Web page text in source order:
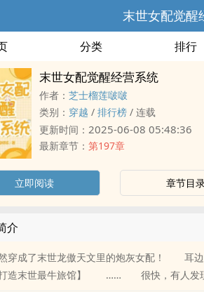
末世女配觉醒
分类 排行
末世女配觉醒经营系统
作者： 芝士榴莲啵啵
类别： 穿越 / 排行榜 / 连载
更新时间： 2025-06-08 05:48:36
最新章节： 第197章
立即阅读 章节目
介
穿成了末世龙傲天文里的炮灰女配！ 耳边
造末世最牛旅馆】 …… 很快，有人发